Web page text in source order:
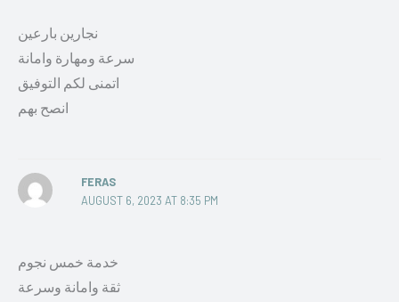
نجارين بارعين
سرعة ومهارة وامانة
اتمنى لكم التوفيق
انصح بهم
FERAS
AUGUST 6, 2023 AT 8:35 PM
خدمة خمس نجوم
ثقة وامانة وسرعة